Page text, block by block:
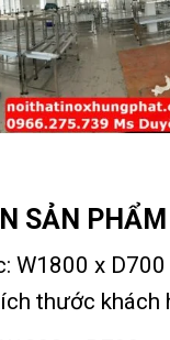
SẢN PHẨM
W1800 x
thước khách